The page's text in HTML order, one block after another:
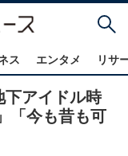
ス エンタメ リサ
下アイドル時
「今も昔も可